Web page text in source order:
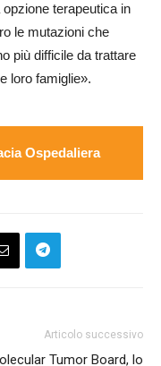
opzione terapeutica in
le mutazioni che
più difficile da trattare
loro famiglie».
Ospedaliera
Articolo successivo
Tumor Board, lo